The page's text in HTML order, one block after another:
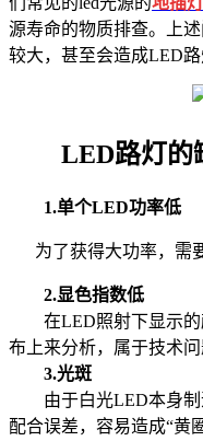
源寿命的物质排查。上
较大，甚至会造成LED
LED路灯
1.单个LED功率低
为了获得大功率，
2.显色指数低
在LED照射下显示的
布上来分析，属于技
3.光斑
由于白光LED本身制
配合误差，容易造成“